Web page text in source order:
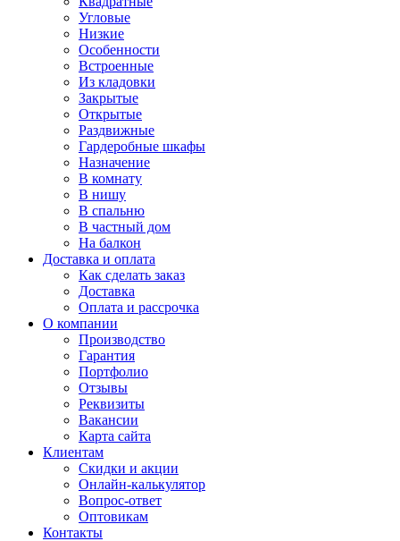
Угловые
Низкие
Особенности
Встроенные
Из кладовки
Закрытые
Открытые
Раздвижные
Гардеробные шкафы
Назначение
В комнату
В нишу
В спальню
В частный дом
На балкон
Доставка и оплата
Как сделать заказ
Доставка
Оплата и рассрочка
О компании
Производство
Гарантия
Портфолио
Отзывы
Реквизиты
Вакансии
Карта сайта
Клиентам
Скидки и акции
Онлайн-калькулятор
Вопрос-ответ
Оптовикам
Контакты